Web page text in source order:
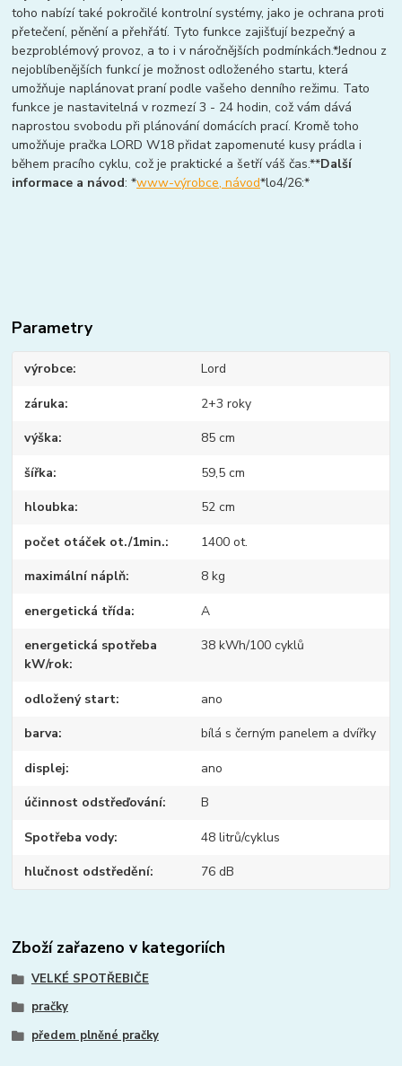
toho nabízí také pokročilé kontrolní systémy, jako je ochrana proti
přetečení, pěnění a přehřátí. Tyto funkce zajišťují bezpečný a
bezproblémový provoz, a to i v náročnějších podmínkách.*Jednou z
nejoblíbenějších funkcí je možnost odloženého startu, která
umožňuje naplánovat praní podle vašeho denního režimu. Tato
funkce je nastavitelná v rozmezí 3 - 24 hodin, což vám dává
naprostou svobodu při plánování domácích prací. Kromě toho
umožňuje pračka LORD W18 přidat zapomenuté kusy prádla i
během pracího cyklu, což je praktické a šetří váš čas.**Další
informace a návod: *www-výrobce, návod*lo4/26:*
Parametry
výrobce Lord
záruka 2+3 roky
výška 85 cm
šířka 59,5 cm
hloubka 52 cm
počet otáček ot./1min. 1400 ot.
maximální náplň 8 kg
energetická třída A
energetická spotřeba
kW/rok
38 kWh/100 cyklů
odložený start ano
barva bílá s černým panelem a dvířky
displej ano
účinnost odstřeďování B
Spotřeba vody 48 litrů/cyklus
hlučnost odstředění 76 dB
Zboží zařazeno v kategoriích
VELKÉ SPOTŘEBIČE
pračky
předem plněné pračky